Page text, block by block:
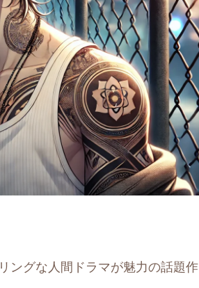
ングな人間ドラマが魅力の話題作